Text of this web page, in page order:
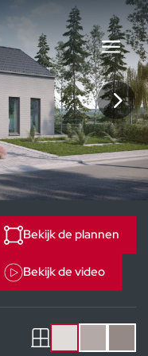
Bekijk de plannen
Bekijk de video